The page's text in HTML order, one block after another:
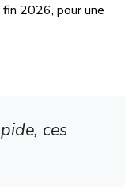
2026, pour une
ces